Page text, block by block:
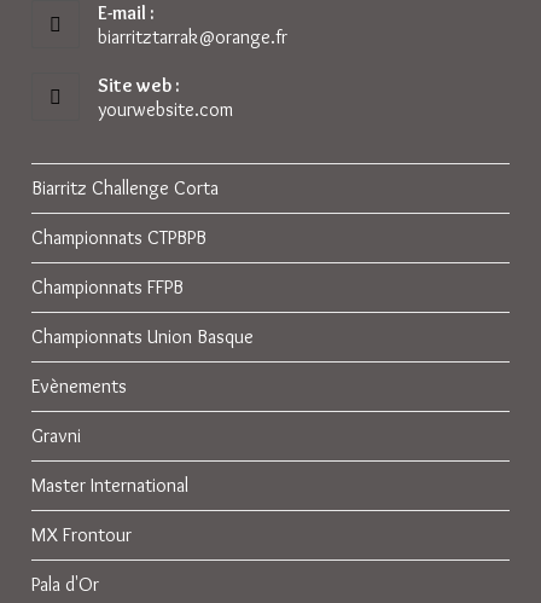
E-mail :
biarritztarrak@orange.frS’ouvre
Site web :
yourwebsite.com
Biarritz Challenge Corta
Championnats CTPBPB
Championnats FFPB
Championnats Union Basque
Evènements
Gravni
Master International
MX Frontour
Pala d'Or